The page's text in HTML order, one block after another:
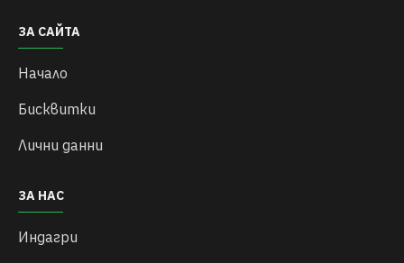
ЗА САЙТА
Начало
Бисквитки
Лични данни
ЗА НАС
Индагри